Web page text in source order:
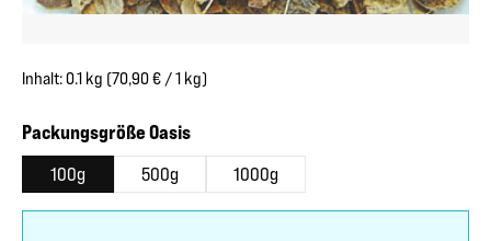
Inhalt:0.1 kg (70,90 € / 1 kg)
Packungsgröße Oasisauswählen
100g 500g 1000g